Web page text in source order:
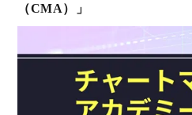
（CMA）」